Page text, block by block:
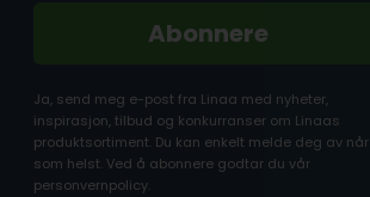
Abonnere
Ja, send meg e-post fra Linaa med nyheter,
inspirasjon, tilbud og konkurranser om Linaas
produktsortiment. Du kan enkelt melde deg av når
som helst. Ved å abonnere godtar du vår
personvernpolicy.